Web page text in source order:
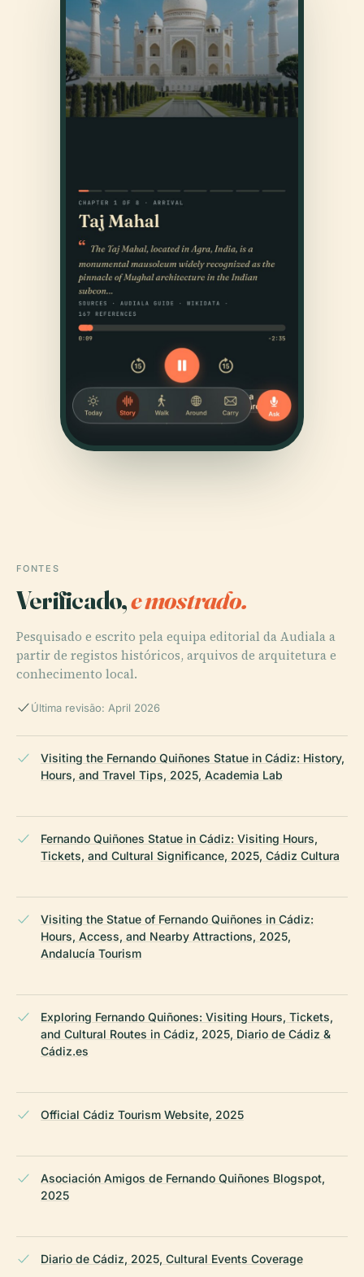
FONTES
Verificado,e mostrado.
Pesquisado e escrito pela equipa editorial da Audiala a
partir de registos históricos, arquivos de arquitetura e
conhecimento local.
Última revisão: April 2026
Visiting the Fernando Quiñones Statue in Cádiz: History,
Hours, and Travel Tips, 2025, Academia Lab
Fernando Quiñones Statue in Cádiz: Visiting Hours,
Tickets, and Cultural Significance, 2025, Cádiz Cultura
Visiting the Statue of Fernando Quiñones in Cádiz:
Hours, Access, and Nearby Attractions, 2025,
Andalucía Tourism
Exploring Fernando Quiñones: Visiting Hours, Tickets,
and Cultural Routes in Cádiz, 2025, Diario de Cádiz &
Cádiz.es
Official Cádiz Tourism Website, 2025
Asociación Amigos de Fernando Quiñones Blogspot,
2025
Diario de Cádiz, 2025, Cultural Events Coverage